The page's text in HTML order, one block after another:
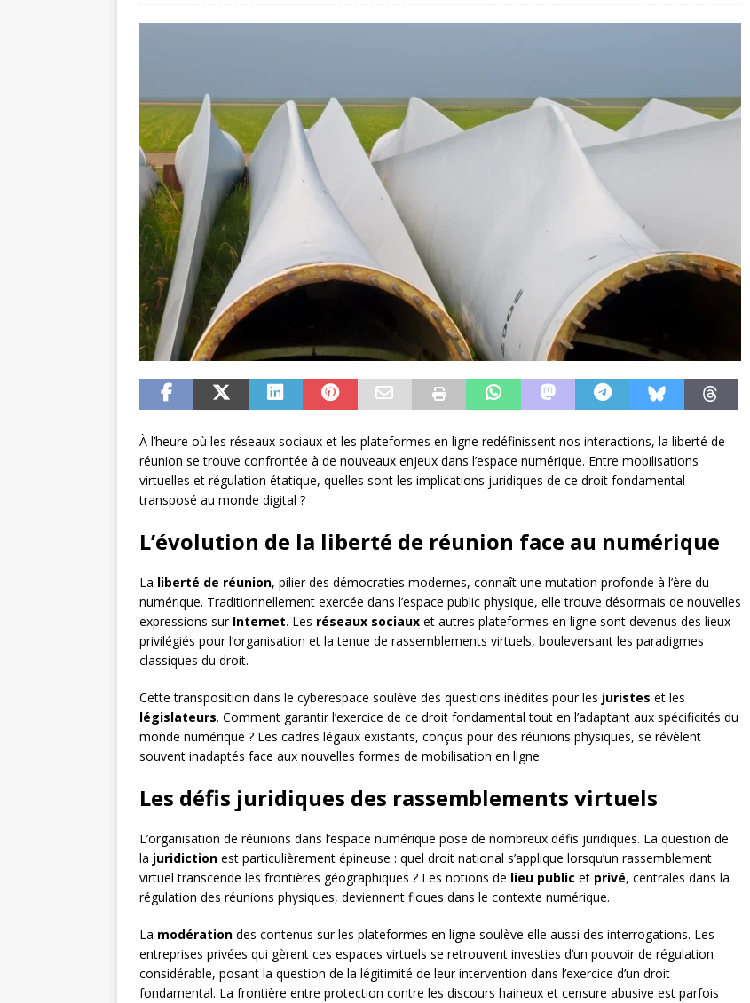
À l’heure où les réseaux sociaux et les plateformes en ligne redéfinissent nos interactions, la liberté de
réunion se trouve confrontée à de nouveaux enjeux dans l’espace numérique. Entre mobilisations
virtuelles et régulation étatique, quelles sont les implications juridiques de ce droit fondamental
transposé au monde digital ?
L’évolution de la liberté de réunion face au numérique
La liberté de réunion, pilier des démocraties modernes, connaît une mutation profonde à l’ère du
numérique. Traditionnellement exercée dans l’espace public physique, elle trouve désormais de nouvelles
expressions sur Internet. Les réseaux sociaux et autres plateformes en ligne sont devenus des lieux
privilégiés pour l’organisation et la tenue de rassemblements virtuels, bouleversant les paradigmes
classiques du droit.
Cette transposition dans le cyberespace soulève des questions inédites pour les juristes et les
législateurs. Comment garantir l’exercice de ce droit fondamental tout en l’adaptant aux spécificités du
monde numérique ? Les cadres légaux existants, conçus pour des réunions physiques, se révèlent
souvent inadaptés face aux nouvelles formes de mobilisation en ligne.
Les défis juridiques des rassemblements virtuels
L’organisation de réunions dans l’espace numérique pose de nombreux défis juridiques. La question de
la juridiction est particulièrement épineuse : quel droit national s’applique lorsqu’un rassemblement
virtuel transcende les frontières géographiques ? Les notions de lieu public et privé, centrales dans la
régulation des réunions physiques, deviennent floues dans le contexte numérique.
La modération des contenus sur les plateformes en ligne soulève elle aussi des interrogations. Les
entreprises privées qui gèrent ces espaces virtuels se retrouvent investies d’un pouvoir de régulation
considérable, posant la question de la légitimité de leur intervention dans l’exercice d’un droit
fondamental. La frontière entre protection contre les discours haineux et censure abusive est parfois